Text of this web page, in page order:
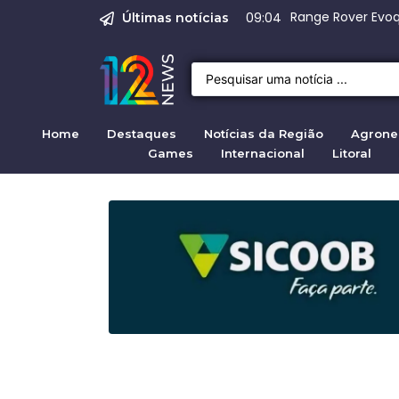
Últimas notícias 08:02 Justiça pela
Justiça para
Justiça pela
Quirno destaca
Operação Sem
Home Destaques Notícias da Região
Games
Internacional Litoral